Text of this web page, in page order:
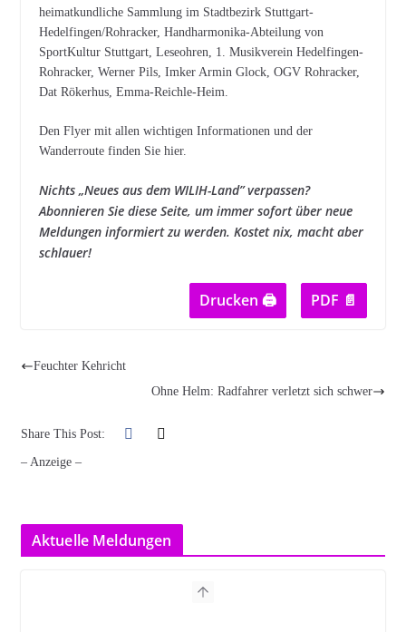
heimatkundliche Sammlung im Stadtbezirk Stuttgart-
Hedelfingen/Rohracker, Handharmonika-Abteilung von
SportKultur Stuttgart, Leseohren, 1. Musikverein Hedelfingen-
Rohracker, Werner Pils, Imker Armin Glock, OGV Rohracker,
Dat Rökerhus, Emma-Reichle-Heim.
Den Flyer mit allen wichtigen Informationen und der
Wanderroute finden Sie hier.
Nichts „Neues aus dem WILIH-Land” verpassen?
Abonnieren Sie diese Seite, um immer sofort über neue
Meldungen informiert zu werden. Kostet nix, macht aber
schlauer!
Drucken 🖨 PDF 📄
Feuchter Kehricht
Ohne Helm: Radfahrer verletzt sich schwer
Share This Post:
– Anzeige –
Aktuelle Meldungen